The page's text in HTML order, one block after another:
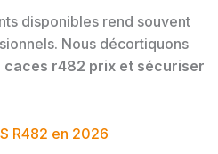
disponibles rend souvent
Nous décortiquons
r482 prix et sécuriser
R482 en 2026